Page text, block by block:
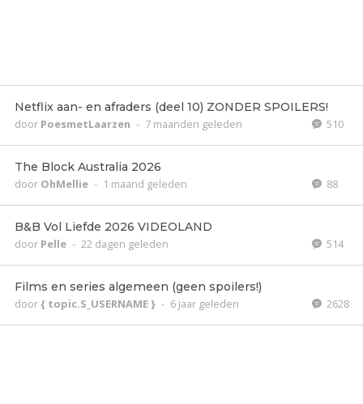
Netflix aan- en afraders (deel 10) ZONDER SPOILERS!
door PoesmetLaarzen - 7 maanden geleden 510
The Block Australia 2026
door OhMellie - 1 maand geleden 88
B&B Vol Liefde 2026 VIDEOLAND
door Pelle - 22 dagen geleden 514
Films en series algemeen (geen spoilers!)
door{ topic.S_USERNAME } - 6 jaar geleden 2628